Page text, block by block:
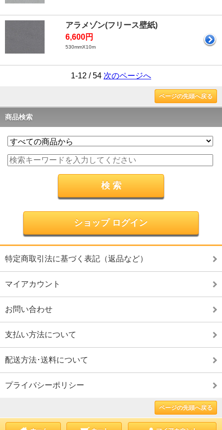
アラメゾン(フリース壁紙)
6,600円
530mmX10m
1-12 / 54 次のページへ
ページの先頭へ戻る
商品検索
ショップ ログイン
特定商取引法に基づく表記（返品など）
マイアカウント
お問い合わせ
支払い方法について
配送方法･送料について
プライバシーポリシー
ページの先頭へ戻る